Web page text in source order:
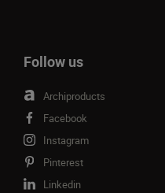
Follow us
Archiproducts
Facebook
Instagram
Pinterest
Linkedin